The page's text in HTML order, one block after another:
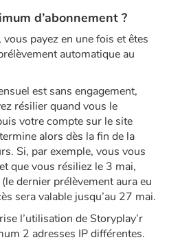
d’abonnement ?
payez en une fois et êtes
automatique au
est sans engagement,
résilier quand vous le
votre compte sur le site
alors dès la fin de la
Si, par exemple, vous vous
que vous résiliez le 3 mai,
dernier prélèvement aura eu
sera valable jusqu’au 27 mai.
l’utilisation de Storyplay’r
2 adresses IP différentes.